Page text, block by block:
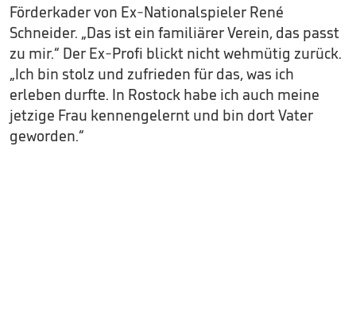
Förderkader von Ex-Nationalspieler René
Schneider. „Das ist ein familiärer Verein, das passt
zu mir.“ Der Ex-Profi blickt nicht wehmütig zurück.
„Ich bin stolz und zufrieden für das, was ich
erleben durfte. In Rostock habe ich auch meine
jetzige Frau kennengelernt und bin dort Vater
geworden.“